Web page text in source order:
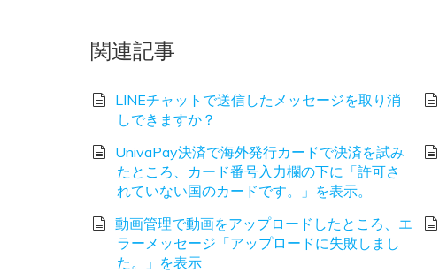
関連記事
LINEチャットで送信したメッセージを取り消
しできますか？
UnivaPay決済で海外発行カードで決済を試み
たところ、カード番号入力欄の下に「許可さ
れていない国のカードです。」を表示。
動画管理で動画をアップロードしたところ、エ
ラーメッセージ「アップロードに失敗しまし
た。」を表示